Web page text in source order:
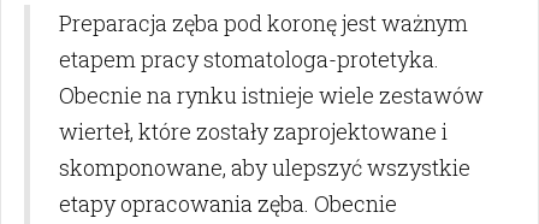
Preparacja zęba pod koronę jest ważnym
etapem pracy stomatologa-protetyka.
Obecnie na rynku istnieje wiele zestawów
wierteł, które zostały zaprojektowane i
skomponowane, aby ulepszyć wszystkie
etapy opracowania zęba. Obecnie